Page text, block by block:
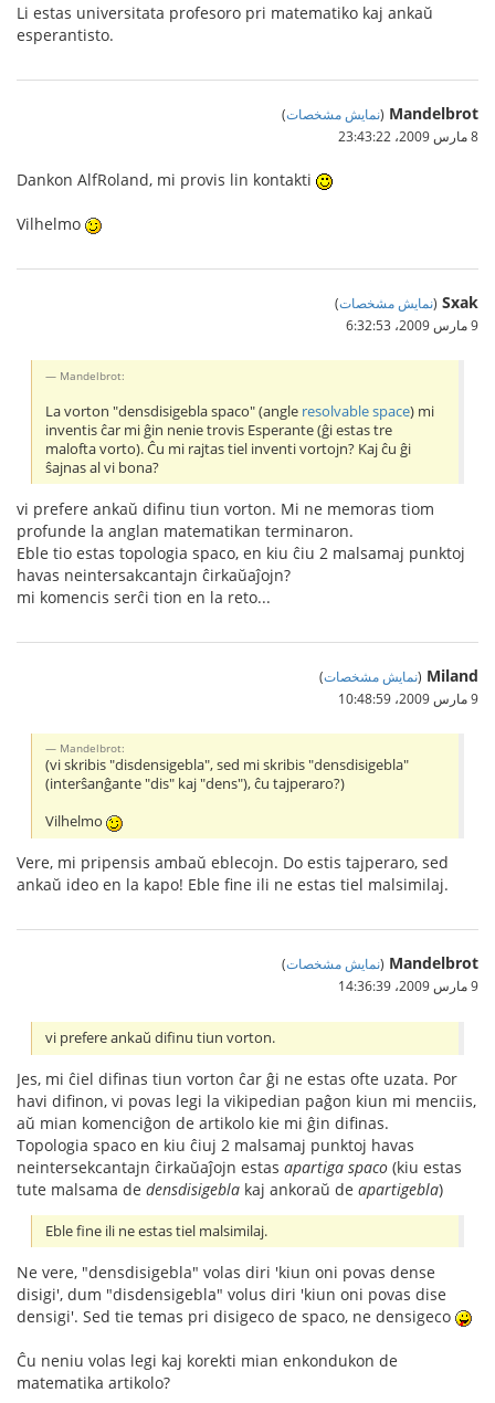
Li estas universitata profesoro pri matematiko kaj ankaŭ
esperantisto.
Mandelbrot
(نمایش مشخصات)
8 مارس 2009،‏ 23:43:22
Dankon AlfRoland, mi provis lin kontakti
Vilhelmo
Sxak
(نمایش مشخصات)
9 مارس 2009،‏ 6:32:53
Mandelbrot:
La vorton "densdisigebla spaco" (angle resolvable space) mi
inventis ĉar mi ĝin nenie trovis Esperante (ĝi estas tre
malofta vorto). Ĉu mi rajtas tiel inventi vortojn? Kaj ĉu ĝi
ŝajnas al vi bona?
vi prefere ankaŭ difinu tiun vorton. Mi ne memoras tiom
profunde la anglan matematikan terminaron.
Eble tio estas topologia spaco, en kiu ĉiu 2 malsamaj punktoj
havas neintersakcantajn ĉirkaŭaĵojn?
mi komencis serĉi tion en la reto...
Miland
(نمایش مشخصات)
9 مارس 2009،‏ 10:48:59
Mandelbrot:
(vi skribis "disdensigebla", sed mi skribis "densdisigebla"
(interŝanĝante "dis" kaj "dens"), ĉu tajperaro?)
Vilhelmo
Vere, mi pripensis ambaŭ eblecojn. Do estis tajperaro, sed
ankaŭ ideo en la kapo! Eble fine ili ne estas tiel malsimilaj.
Mandelbrot
(نمایش مشخصات)
9 مارس 2009،‏ 14:36:39
vi prefere ankaŭ difinu tiun vorton.
Jes, mi ĉiel difinas tiun vorton ĉar ĝi ne estas ofte uzata. Por
havi difinon, vi povas legi la vikipedian paĝon kiun mi menciis,
aŭ mian komenciĝon de artikolo kie mi ĝin difinas.
Topologia spaco en kiu ĉiuj 2 malsamaj punktoj havas
neintersekcantajn ĉirkaŭaĵojn estas apartiga spaco (kiu estas
tute malsama de densdisigebla kaj ankoraŭ de apartigebla)
Eble fine ili ne estas tiel malsimilaj.
Ne vere, "densdisigebla" volas diri 'kiun oni povas dense
disigi', dum "disdensigebla" volus diri 'kiun oni povas dise
densigi'. Sed tie temas pri disigeco de spaco, ne densigeco
Ĉu neniu volas legi kaj korekti mian enkondukon de
matematika artikolo?